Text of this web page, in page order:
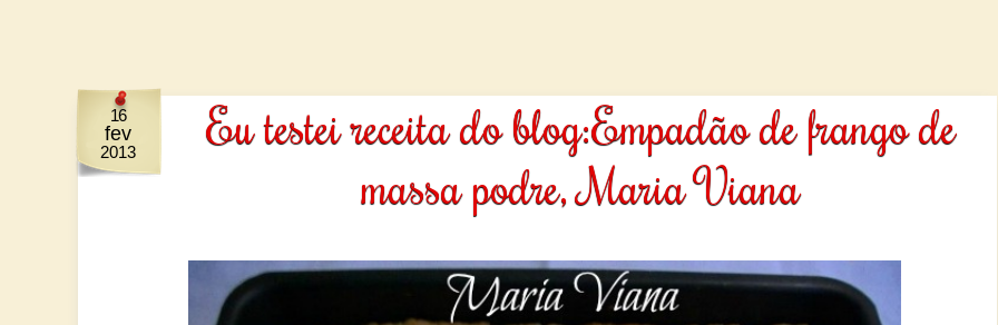
16
fev
2013
Eu testei receita do blog:Empadão de frango de
massa podre, Maria Viana